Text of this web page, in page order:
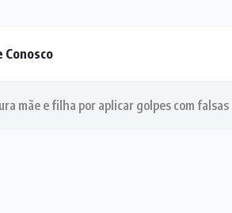
Conosco
mãe e filha por aplicar golpes com